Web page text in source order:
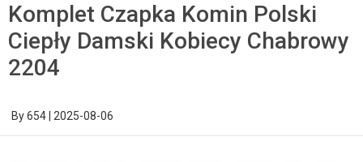
Komplet Czapka Komin Polski
Ciepły Damski Kobiecy Chabrowy
2204
By654 2025-08-06